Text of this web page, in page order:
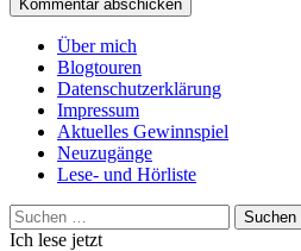
Über mich
Blogtouren
Datenschutzerklärung
Impressum
Aktuelles Gewinnspiel
Neuzugänge
Lese- und Hörliste
Suchen
nach:
Ich lese jetzt